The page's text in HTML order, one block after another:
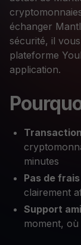
échanger
sécurité, il
plateforme
application.
minutes
Pas de
clairement
Support
moment,